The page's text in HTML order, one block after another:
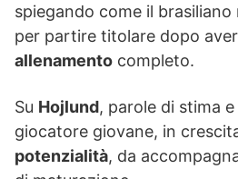
spiegando come il
per partire titolare dopo
allenamento completo.
Su Hojlund, parole di stima
giocatore giovane, in
potenzialità, da